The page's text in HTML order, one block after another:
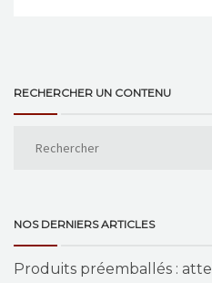
RECHERCHER UN CONTENU
NOS DERNIERS ARTICLES
Produits préemballés :